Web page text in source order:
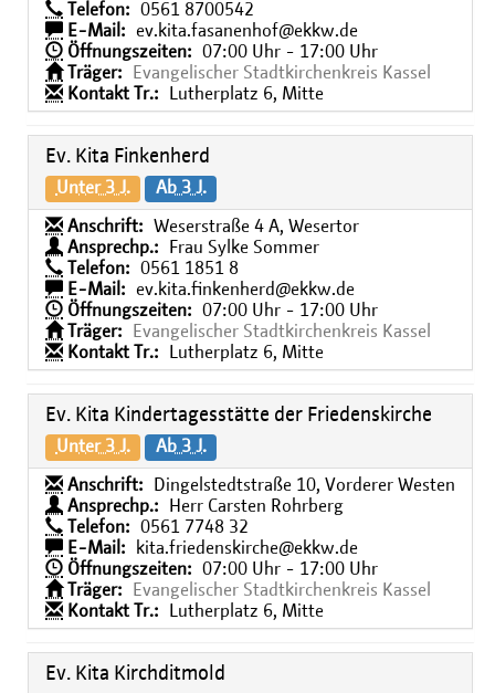
Telefon:
0561 8700542
E-Mail:
ev.kita.fasanenhof@ekkw.de
Öffnungszeiten:
07:00 Uhr - 17:00 Uhr
Träger:
Evangelischer Stadtkirchenkreis Kassel
Kontakt Tr.:
Lutherplatz 6, Mitte
Ev. Kita Finkenherd
Unter 3 J. Ab 3 J.
Anschrift:
Weserstraße 4 A, Wesertor
Ansprechp.:
Frau Sylke Sommer
Telefon:
0561 1851 8
E-Mail:
ev.kita.finkenherd@ekkw.de
Öffnungszeiten:
07:00 Uhr - 17:00 Uhr
Träger:
Evangelischer Stadtkirchenkreis Kassel
Kontakt Tr.:
Lutherplatz 6, Mitte
Ev. Kita Kindertagesstätte der Friedenskirche
Unter 3 J. Ab 3 J.
Anschrift:
Dingelstedtstraße 10, Vorderer Westen
Ansprechp.:
Herr Carsten Rohrberg
Telefon:
0561 7748 32
E-Mail:
kita.friedenskirche@ekkw.de
Öffnungszeiten:
07:00 Uhr - 17:00 Uhr
Träger:
Evangelischer Stadtkirchenkreis Kassel
Kontakt Tr.:
Lutherplatz 6, Mitte
Ev. Kita Kirchditmold